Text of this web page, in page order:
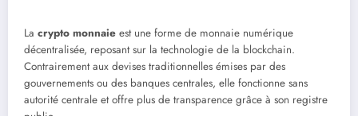
La crypto monnaie est une forme de monnaie numérique
décentralisée, reposant sur la technologie de la blockchain.
Contrairement aux devises traditionnelles émises par des
gouvernements ou des banques centrales, elle fonctionne sans
autorité centrale et offre plus de transparence grâce à son registre